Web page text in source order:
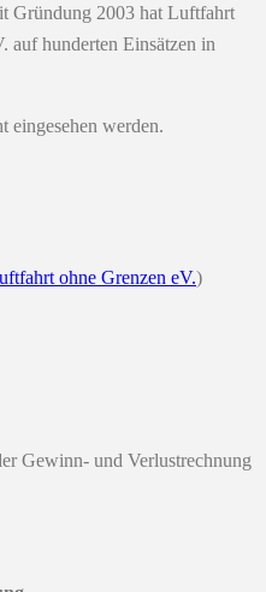
Gründung 2003 hat Luftfahrt
auf hunderten Einsätzen in
eingesehen werden.
ohne Grenzen eV.)
Gewinn- und Verlustrechnung